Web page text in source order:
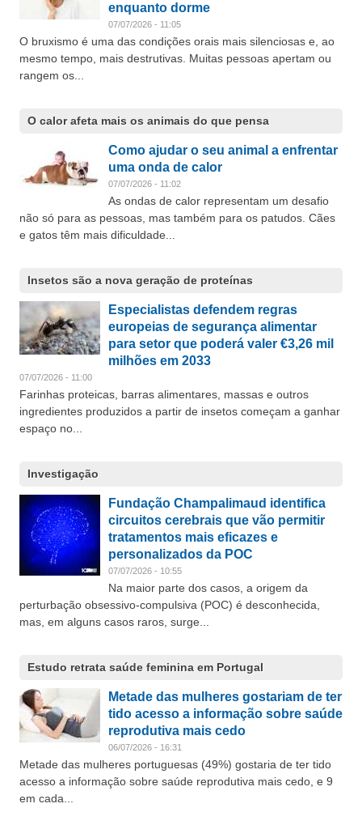
enquanto dorme
07/07/2026 - 11:05
O bruxismo é uma das condições orais mais silenciosas e, ao
mesmo tempo, mais destrutivas. Muitas pessoas apertam ou
rangem os...
O calor afeta mais os animais do que pensa
Como ajudar o seu animal a enfrentar
uma onda de calor
07/07/2026 - 11:02
As ondas de calor representam um desafio
não só para as pessoas, mas também para os patudos. Cães
e gatos têm mais dificuldade...
Insetos são a nova geração de proteínas
Especialistas defendem regras
europeias de segurança alimentar
para setor que poderá valer €3,26 mil
milhões em 2033
07/07/2026 - 11:00
Farinhas proteicas, barras alimentares, massas e outros
ingredientes produzidos a partir de insetos começam a ganhar
espaço no...
Investigação
Fundação Champalimaud identifica
circuitos cerebrais que vão permitir
tratamentos mais eficazes e
personalizados da POC
07/07/2026 - 10:55
Na maior parte dos casos, a origem da
perturbação obsessivo-compulsiva (POC) é desconhecida,
mas, em alguns casos raros, surge...
Estudo retrata saúde feminina em Portugal
Metade das mulheres gostariam de ter
tido acesso a informação sobre saúde
reprodutiva mais cedo
06/07/2026 - 16:31
Metade das mulheres portuguesas (49%) gostaria de ter tido
acesso a informação sobre saúde reprodutiva mais cedo, e 9
em cada...